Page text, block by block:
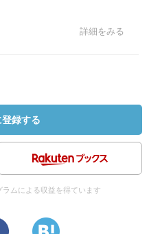
詳細をみる
録する
ムによる収益を得ています